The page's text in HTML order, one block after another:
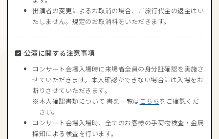
出演者の変更によるお取消の場合、ご旅行代金の返金はい
たしません。規定のお取消料をいただきます。
公演に関する注意事項
コンサート会場入場時に来場者全員の身分証確認を実施さ
せていただきます。本人確認ができない場合には入場をお
断りさせていただきます。
本人確認書類について 書類一覧は こちら をご確認くだ
さい。
コンサート会場入場時、全てのお客様の手荷物検査・金属
探知による検査を行います。